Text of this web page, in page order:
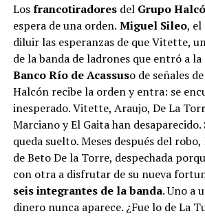
Losfrancotiradoresdel Grupo
espera de una orden. Miguel Sileo, el
diluir las esperanzas de que Vitette,
de la banda de ladrones que entró a
Banco Río de Acassuso de señales
Halcón recibe la orden y entra: se
inesperado. Vitette, Araujo, De La
Marciano y El Gaita han
queda suelto. Meses después del robo,
de Beto De la Torre, despechada
con otra a disfrutar de su nueva
seis integrantes de la banda. Uno a
dinero nunca aparece. ¿Fue lo de La